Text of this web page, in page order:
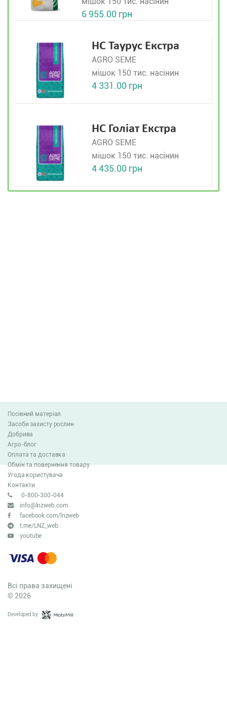
6 955.00 грн
НС Таурус Екстра
AGRO SEME
мішок 150 тис. насінин
4 331.00 грн
НС Голіат Екстра
AGRO SEME
мішок 150 тис. насінин
4 435.00 грн
Посівний матеріал
Засоби захисту рослин
Добрива
Агро-блог
Оплата та доставка
Обмін та повернення товару
Угода користувача
Контакти
0-800-300-044
info@lnzweb.com
facebook.com/lnzweb
t.me/LNZ_web
youtube
Всі права захищені
© 2026
Developed by